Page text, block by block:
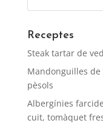
Receptes
Steak tartar de
Mandonguilles
pèsols
Albergínies
cuit, tomàquet